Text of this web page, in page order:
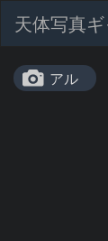
天体写真
アル